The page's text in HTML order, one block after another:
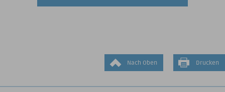
Nach Oben Drucken